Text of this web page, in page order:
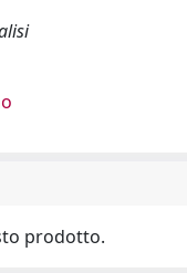
prodotto.